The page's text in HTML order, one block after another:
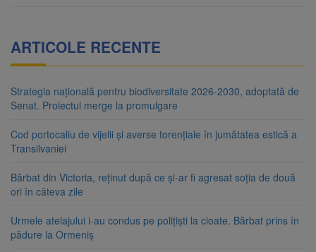
ARTICOLE RECENTE
Strategia națională pentru biodiversitate 2026-2030, adoptată de
Senat. Proiectul merge la promulgare
Cod portocaliu de vijelii și averse torențiale în jumătatea estică a
Transilvaniei
Bărbat din Victoria, reținut după ce și-ar fi agresat soția de două
ori în câteva zile
Urmele atelajului i-au condus pe polițiști la cioate. Bărbat prins în
pădure la Ormeniș